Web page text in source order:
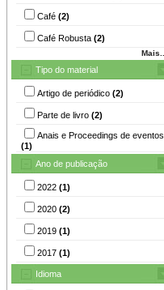
Café (2)
Café Robusta (2)
Mais...
Tipo do material
Artigo de periódico (2)
Parte de livro (2)
Anais e Proceedings de eventos
(1)
Ano de publicação
2022 (1)
2020 (2)
2019 (1)
2017 (1)
Idioma